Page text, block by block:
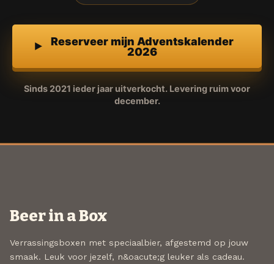
Reserveer mijn Adventskalender
2026
Sinds 2021 ieder jaar uitverkocht. Levering ruim voor
december.
Beer in a Box
Verrassingsboxen met speciaalbier, afgestemd op jouw
smaak. Leuk voor jezelf, n&oacute;g leuker als cadeau.